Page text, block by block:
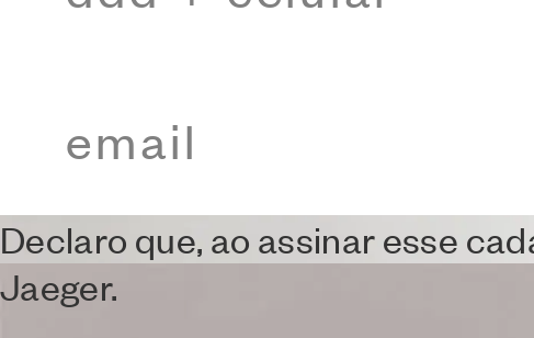
Declaro que, ao assinar esse
Jaeger.